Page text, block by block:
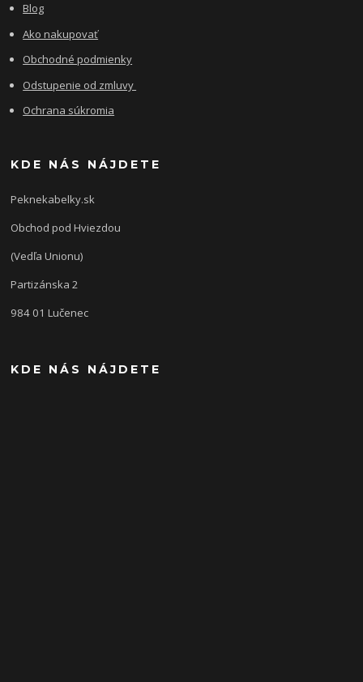
Blog
Ako nakupovať
Obchodné podmienky
Odstupenie od zmluvy
Ochrana súkromia
KDE NÁS NÁJDETE
Peknekabelky.sk
Obchod pod Hviezdou
(Vedľa Unionu)
Partizánska 2
984 01 Lučenec
KDE NÁS NÁJDETE